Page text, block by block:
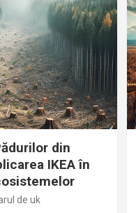
din
IKEA în
de uk